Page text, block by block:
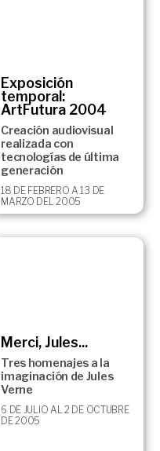
Exposición
temporal:
ArtFutura 2004
Creación audiovisual
realizada con
tecnologías de última
generación
18 DE FEBRERO A 13 DE
MARZO DEL 2005
Merci, Jules...
Tres homenajes a la
imaginación de Jules
Verne
6 DE JULIO AL 2 DE OCTUBRE
DE 2005